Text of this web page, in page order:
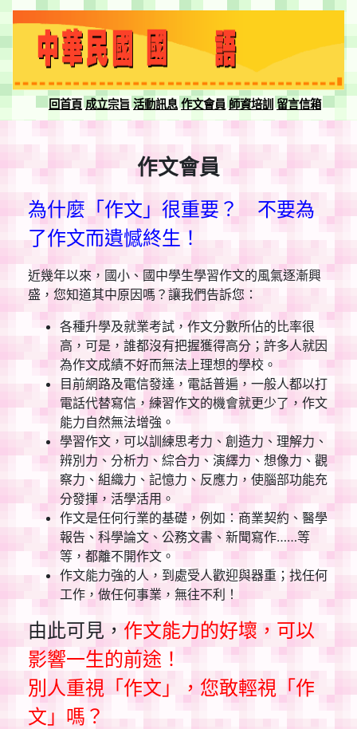
回首頁 成立宗旨 活動訊息 作文會員 師資培訓 留言信箱
作文會員
為什麼「作文」很重要？ 不要為
了作文而遺憾終生！
近幾年以來，國小、國中學生學習作文的風氣逐漸興
盛，您知道其中原因嗎？讓我們告訴您：
各種升學及就業考試，作文分數所佔的比率很
高，可是，誰都沒有把握獲得高分；許多人就因
為作文成績不好而無法上理想的學校。
目前網路及電信發達，電話普遍，一般人都以打
電話代替寫信，練習作文的機會就更少了，作文
能力自然無法增強。
學習作文，可以訓練思考力、創造力、理解力、
辨別力、分析力、綜合力、演繹力、想像力、觀
察力、組織力、記憶力、反應力，使腦部功能充
分發揮，活學活用。
作文是任何行業的基礎，例如：商業契約、醫學
報告、科學論文、公務文書、新聞寫作……等
等，都離不開作文。
作文能力強的人，到處受人歡迎與器重；找任何
工作，做任何事業，無往不利！
由此可見，作文能力的好壞，可以
影響一生的前途！
別人重視「作文」，您敢輕視「作
文」嗎？